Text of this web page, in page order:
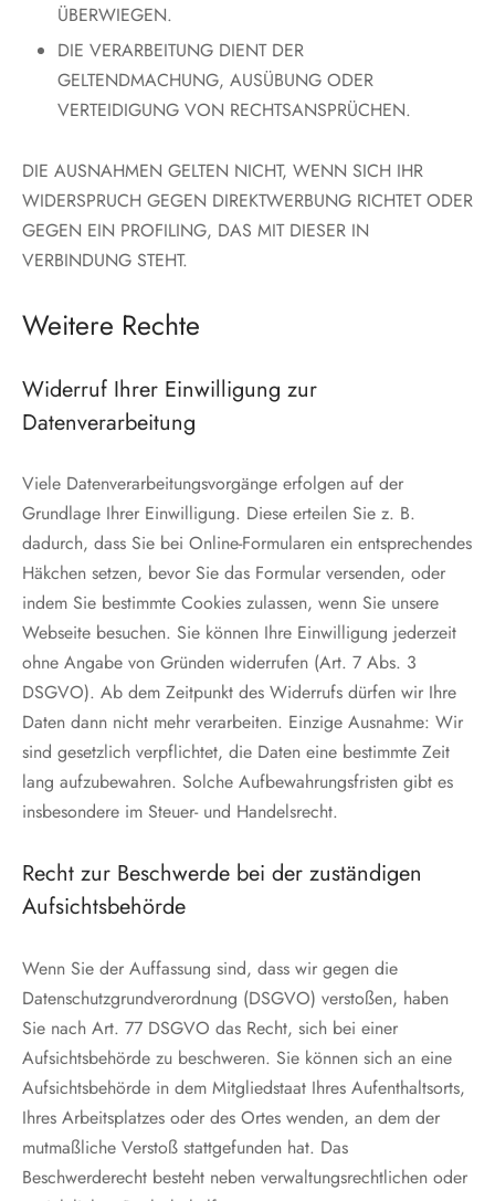
ÜBERWIEGEN.
DIE VERARBEITUNG DIENT DER
GELTENDMACHUNG, AUSÜBUNG ODER
VERTEIDIGUNG VON RECHTSANSPRÜCHEN.
DIE AUSNAHMEN GELTEN NICHT, WENN SICH IHR
WIDERSPRUCH GEGEN DIREKTWERBUNG RICHTET ODER
GEGEN EIN PROFILING, DAS MIT DIESER IN
VERBINDUNG STEHT.
Weitere Rechte
Widerruf Ihrer Einwilligung zur
Datenverarbeitung
Viele Datenverarbeitungsvorgänge erfolgen auf der
Grundlage Ihrer Einwilligung. Diese erteilen Sie z. B.
dadurch, dass Sie bei Online-Formularen ein entsprechendes
Häkchen setzen, bevor Sie das Formular versenden, oder
indem Sie bestimmte Cookies zulassen, wenn Sie unsere
Webseite besuchen. Sie können Ihre Einwilligung jederzeit
ohne Angabe von Gründen widerrufen (Art. 7 Abs. 3
DSGVO). Ab dem Zeitpunkt des Widerrufs dürfen wir Ihre
Daten dann nicht mehr verarbeiten. Einzige Ausnahme: Wir
sind gesetzlich verpflichtet, die Daten eine bestimmte Zeit
lang aufzubewahren. Solche Aufbewahrungsfristen gibt es
insbesondere im Steuer- und Handelsrecht.
Recht zur Beschwerde bei der zuständigen
Aufsichtsbehörde
Wenn Sie der Auffassung sind, dass wir gegen die
Datenschutzgrundverordnung (DSGVO) verstoßen, haben
Sie nach Art. 77 DSGVO das Recht, sich bei einer
Aufsichtsbehörde zu beschweren. Sie können sich an eine
Aufsichtsbehörde in dem Mitgliedstaat Ihres Aufenthaltsorts,
Ihres Arbeitsplatzes oder des Ortes wenden, an dem der
mutmaßliche Verstoß stattgefunden hat. Das
Beschwerderecht besteht neben verwaltungsrechtlichen oder